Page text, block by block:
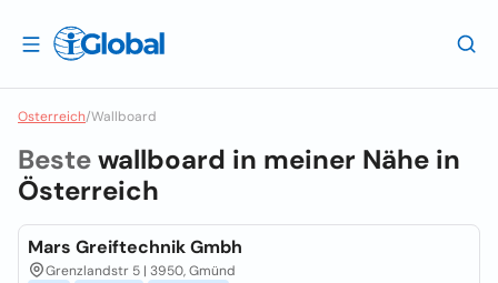
Osterreich/Wallboard
Bestewallboard in meiner Nähe in
Österreich
Mars Greiftechnik Gmbh
Grenzlandstr 5 | 3950, Gmünd